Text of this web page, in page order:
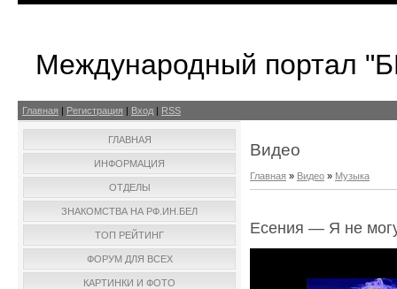
Международный портал
Главная | Регистрация | Вход | RSS
ГЛАВНАЯ
ИНФОРМАЦИЯ
ОТДЕЛЫ
ЗНАКОМСТВА НА РФ.ИН.БЕЛ
ТОП РЕЙТИНГ
ФОРУМ ДЛЯ ВСЕХ
КАРТИНКИ И ФОТО
Видео
Главная » Видео » Музыка
Есения — Я не